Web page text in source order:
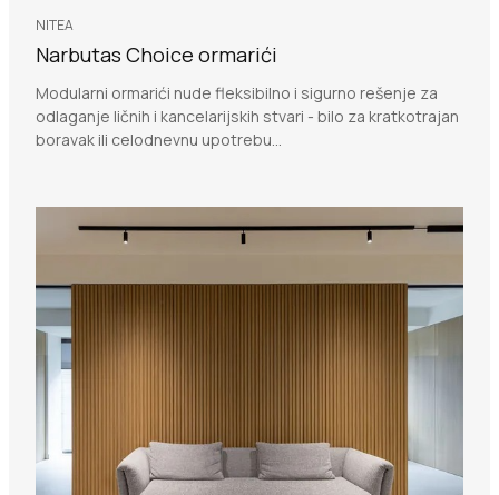
NITEA
Narbutas Choice ormarići
Modularni ormarići nude fleksibilno i sigurno rešenje za
odlaganje ličnih i kancelarijskih stvari - bilo za kratkotrajan
boravak ili celodnevnu upotrebu...